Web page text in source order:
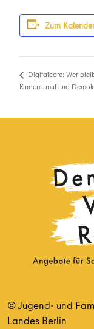
Zum
Digitalcafé: Wer
Kinderarmut und
© Jugend- und
Landes Berlin